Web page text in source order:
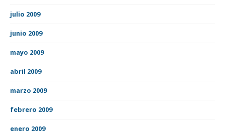
julio 2009
junio 2009
mayo 2009
abril 2009
marzo 2009
febrero 2009
enero 2009